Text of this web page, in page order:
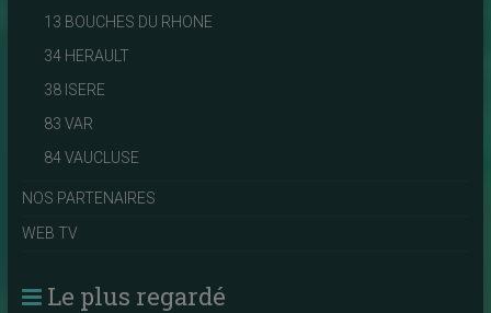
13 BOUCHES DU RHONE
34 HERAULT
38 ISERE
83 VAR
84 VAUCLUSE
NOS PARTENAIRES
WEB TV
Le plus regardé